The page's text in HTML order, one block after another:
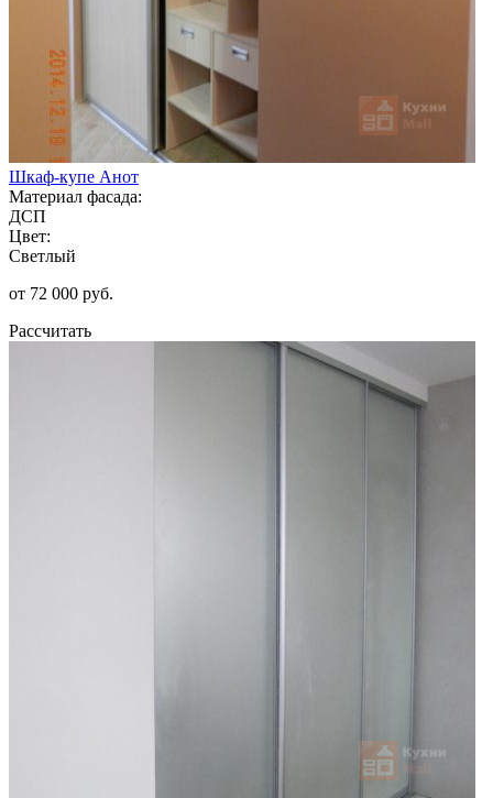
Шкаф-купе Анот
Материал фасада:
ДСП
Цвет:
Светлый
от 72 000 руб.
Рассчитать